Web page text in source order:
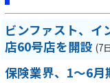
ビンファスト、
店60号店を開設 (7
保険業界、1～6